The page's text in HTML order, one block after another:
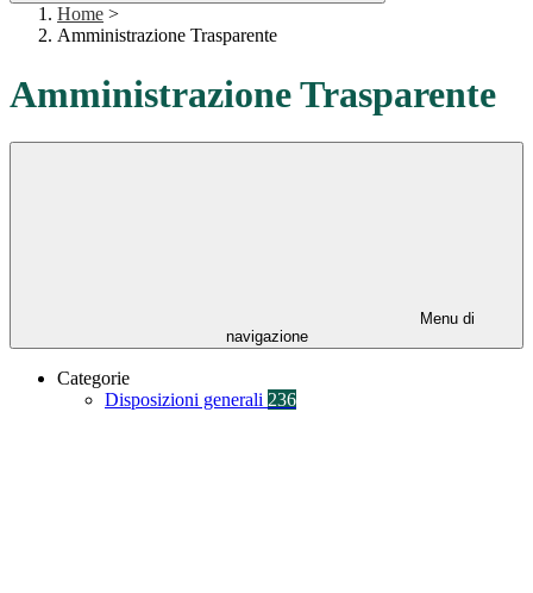
Home >
Amministrazione Trasparente
Amministrazione Trasparente
Menu di
navigazione
Categorie
Disposizioni generali 236